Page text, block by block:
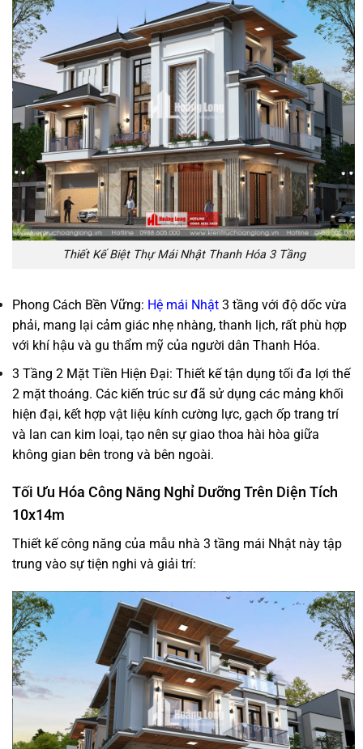
Thiết Kế Biệt Thự Mái Nhật Thanh Hóa 3 Tầng
Phong Cách Bền Vững: Hệ mái Nhật 3 tầng với độ dốc vừa
phải, mang lại cảm giác nhẹ nhàng, thanh lịch, rất phù hợp
với khí hậu và gu thẩm mỹ của người dân Thanh Hóa.
3 Tầng 2 Mặt Tiền Hiện Đại: Thiết kế tận dụng tối đa lợi thế
2 mặt thoáng. Các kiến trúc sư đã sử dụng các mảng khối
hiện đại, kết hợp vật liệu kính cường lực, gạch ốp trang trí
và lan can kim loại, tạo nên sự giao thoa hài hòa giữa
không gian bên trong và bên ngoài.
Tối Ưu Hóa Công Năng Nghỉ Dưỡng Trên Diện Tích
10x14m
Thiết kế công năng của mẫu nhà 3 tầng mái Nhật này tập
trung vào sự tiện nghi và giải trí: